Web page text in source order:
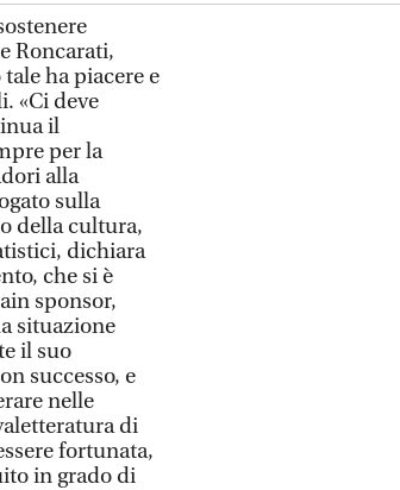
Roncarati,
ha piacere e
«Ci deve
il
per la
alla
sulla
della cultura,
dichiara
che si è
sponsor,
situazione
il suo
successo, e
nelle
di
fortunata,
in grado di